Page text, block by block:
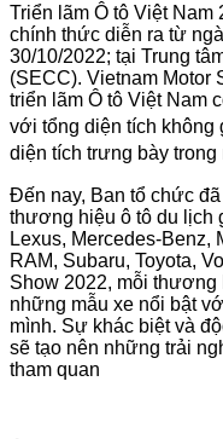
Triển lãm Ô tô Việt Nam
chính thức diễn ra từ
30/10/2022; tại Trung
(SECC). Vietnam Motor
triển lãm Ô tô Việt Nam
với tổng diện tích không
diện tích trưng bày
Đến nay, Ban tổ chức
thương hiệu ô tô du lịch
Lexus, Mercedes-Benz,
RAM, Subaru, Toyota,
Show 2022, mỗi
những mẫu xe nổi bật
mình. Sự khác biệt và
sẽ tạo nên những trải
tham quan